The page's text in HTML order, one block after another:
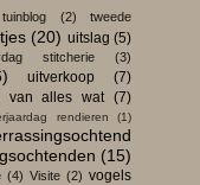
tuinblog (2)
tweede
(20) uitslag (5)
stitcherie (3)
uitverkoop (7)
van alles wat (7)
rendieren
(1)
(15)
(4) Visite (2) vogels